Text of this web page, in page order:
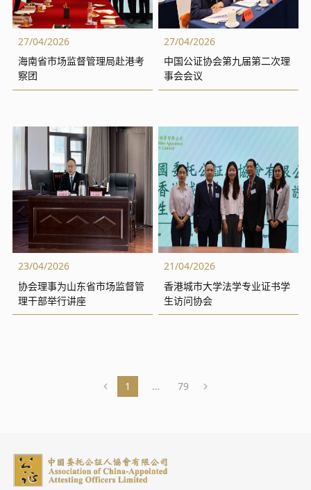
27/04/2026
海南省市场监督管理局赴港考
察团
27/04/2026
中国公证协会第九届第二次理
事会会议
23/04/2026
协会理事为山东省市场监督管
理干部举行讲座
21/04/2026
香港城市大学法学专业证书学
生访问协会
1 … 79